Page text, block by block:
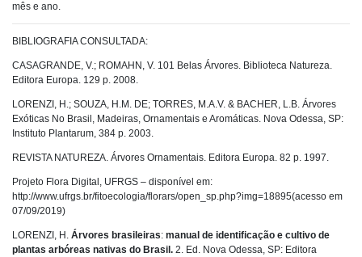
mês e ano.
BIBLIOGRAFIA CONSULTADA:
CASAGRANDE, V.; ROMAHN, V. 101 Belas Árvores. Biblioteca Natureza.
Editora Europa. 129 p. 2008.
LORENZI, H.; SOUZA, H.M. DE; TORRES, M.A.V. & BACHER, L.B. Árvores
Exóticas No Brasil, Madeiras, Ornamentais e Aromáticas. Nova Odessa, SP:
Instituto Plantarum, 384 p. 2003.
REVISTA NATUREZA. Árvores Ornamentais. Editora Europa. 82 p. 1997.
Projeto Flora Digital, UFRGS – disponível em:
http://www.ufrgs.br/fitoecologia/florars/open_sp.php?img=18895(acesso em
07/09/2019)
LORENZI, H. Árvores brasileiras: manual de identificação e cultivo de
plantas arbóreas nativas do Brasil. 2. Ed. Nova Odessa, SP: Editora